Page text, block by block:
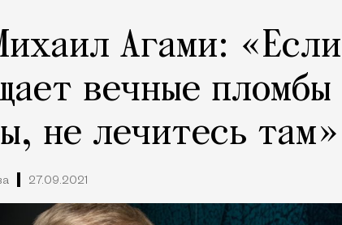
Агами: «Если
вечные пломбы
не лечитесь там»
27.09.2021